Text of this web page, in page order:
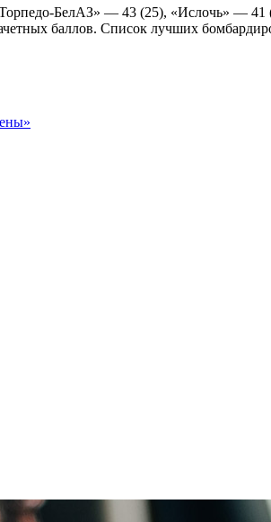
БелАЗ» — 43 (25), «Ислочь» —
баллов. Список лучших